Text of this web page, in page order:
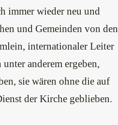
immer wieder neu und
und Gemeinden von den
internationaler Leiter
anderem ergeben,
sie wären ohne die auf
der Kirche geblieben.